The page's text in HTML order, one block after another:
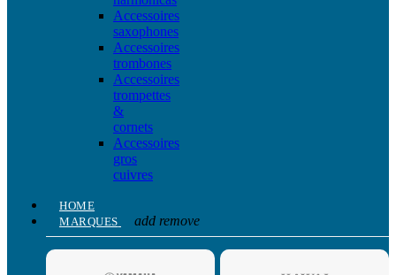
Accessoires
saxophones
Accessoires
trombones
Accessoires
trompettes
&
cornets
Accessoires
gros
cuivres
HOME
MARQUES
add remove